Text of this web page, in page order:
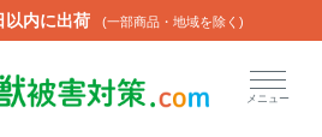
以内に出荷 (一部商品・地域を除く)
メニュー
に出荷 (一部商品・地域を除く)
閉じる